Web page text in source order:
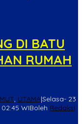
DI BATU
RUMAH
, UTAMA|Selasa- 23
WIBoleh Redaksi